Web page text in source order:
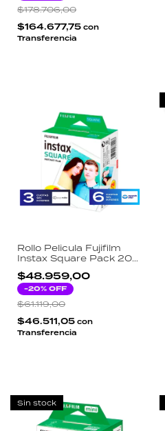
$178.706,00
$164.677,75 con
Transferencia
Rollo Pelicula Fujifilm
Instax Square Pack 20
Fotos Marco Blanco
$48.959,00
-20% OFF
$61.119,00
$46.511,05 con
Transferencia
Sin stock